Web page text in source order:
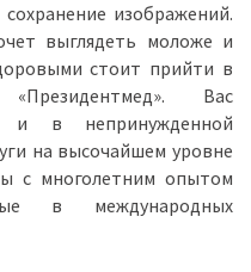
изображений.
выглядеть моложе и
стоит прийти в
Вас
и в непринужденной
на высочайшем уровне
с многолетним опытом
в международных